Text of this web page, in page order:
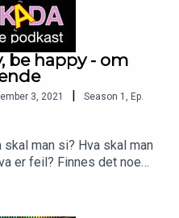
be happy - om
3, 2021 | Season 1 , Ep.
skal man si? Hva skal man
er feil? Finnes det noen